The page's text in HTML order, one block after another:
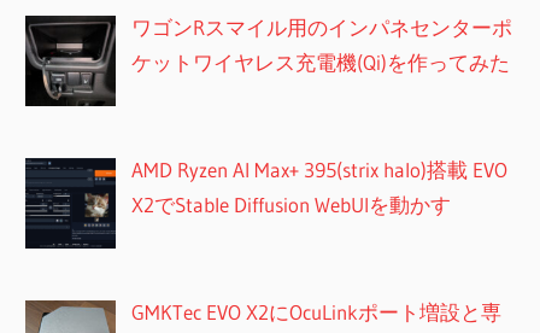
ワゴンRスマイル用のインパネセンターポ
ケットワイヤレス充電機(Qi)を作ってみた
AMD Ryzen AI Max+ 395(strix halo)搭載 EVO
X2でStable Diffusion WebUIを動かす
GMKTec EVO X2にOcuLinkポート増設と専